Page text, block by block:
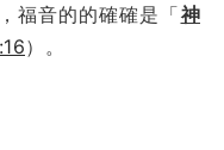
福音的的確確是「神
）。